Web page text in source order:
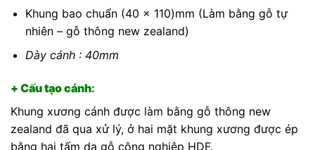
Khung bao chuẩn (40 x 110)mm (Làm bằng gỗ tự
nhiên – gỗ thông new zealand)
Dày cánh : 40mm
+ Cấu tạo cánh:
Khung xương cánh được làm bằng gỗ thông new
zealand đã qua xử lý, ở hai mặt khung xương được ép
bằng hai tấm da gỗ công nghiệp HDF.